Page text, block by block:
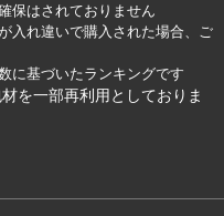
保はされておりません
入れ違いで購入された場合、ご
に基づいたランキングです
を一部再利用としておりま